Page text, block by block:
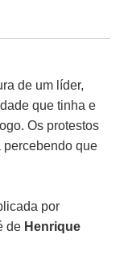
de um líder,
que tinha e
Os protestos
percebendo que
por
de Henrique